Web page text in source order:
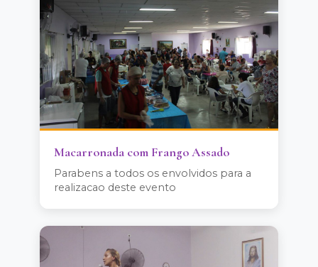
Macarronada com Frango Assado
Parabens a todos os envolvidos para a
realizacao deste evento